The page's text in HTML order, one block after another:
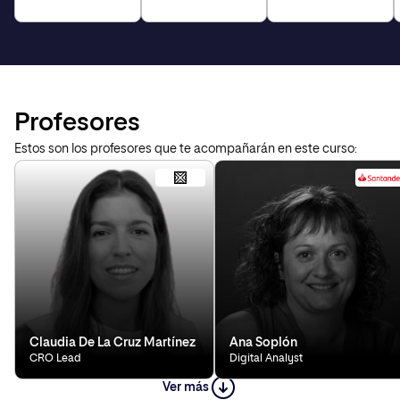
Profesores
Estos son los profesores que te acompañarán en este curso:
Claudia De La Cruz Martínez
CRO Lead
Ana Soplón
Digital Analyst
Ver más